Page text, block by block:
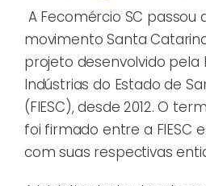
A Fecomércio SC passou
movimento Santa
projeto desenvolvido pela
Indústrias do Estado de
(FIESC), desde 2012. O
foi firmado entre a FIESC
com suas respectivas